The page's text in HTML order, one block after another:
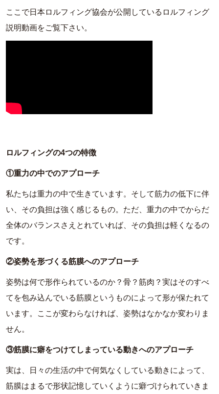
ここで日本ロルフィング協会が公開しているロルフィング
説明動画をご覧下さい。
ロルフィングの4つの特徴
①重力の中でのアプローチ
私たちは重力の中で生きています。そして筋力の低下に伴
い、 その負担は強く感じるもの。ただ、 重力の中でからだ
全体のバランスさえとれていれば、 その負担は軽くなるの
です。
②姿勢を形づくる筋膜へのアプローチ
姿勢は何で形作られているのか？骨？筋肉？ 実はそのすべ
てを包み込んでいる筋膜というものによって形が保たれて
います。ここが変わらなければ、 姿勢はなかなか変わりま
せん。
③筋膜に癖をつけてしまっている動きへのアプローチ
実は、日々の生活の中で何気なくしている動きによって、
筋膜はまるで形状記憶していくように癖づけられていきま